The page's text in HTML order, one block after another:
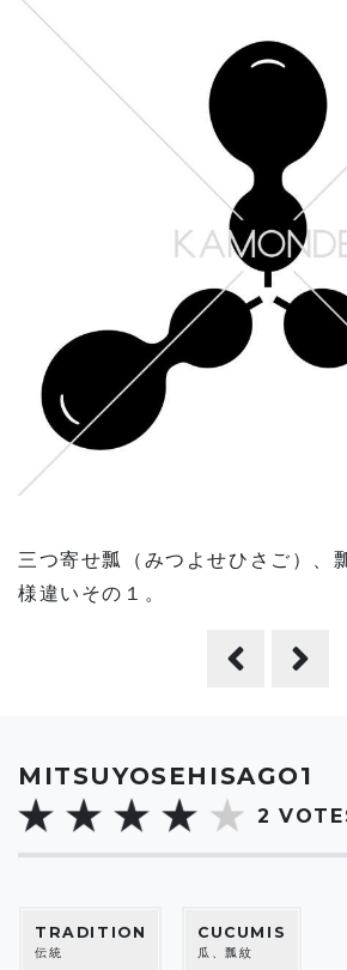
MITSUYOSEHISAGO1
2
TRADITION
伝統
CUCUMIS
瓜、瓢紋
三つ寄せ瓢（みつよせひさご）、
様違いその１。